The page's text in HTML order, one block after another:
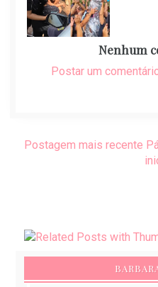
Nenhum
Postar um
Postagem mais recente